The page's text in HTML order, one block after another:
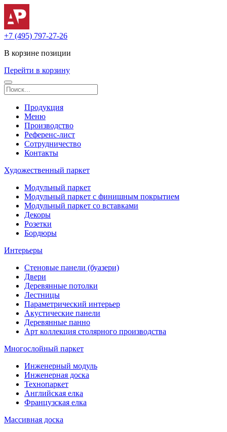
+7 (495) 797-27-26
В корзине позиции
Перейти в корзину
Продукция
Меню
Производство
Референс-лист
Сотрудничество
Контакты
Художественный паркет
Модульный паркет
Модульный паркет с финишным покрытием
Модульный паркет со вставками
Декоры
Розетки
Бордюры
Интерьеры
Стеновые панели (буазери)
Двери
Деревянные потолки
Лестницы
Параметрический интерьер
Акустические панели
Деревянные панно
Арт коллекция столярного производства
Многослойный паркет
Инженерный модуль
Инженерная доска
Технопаркет
Английская елка
Французская елка
Массивная доска